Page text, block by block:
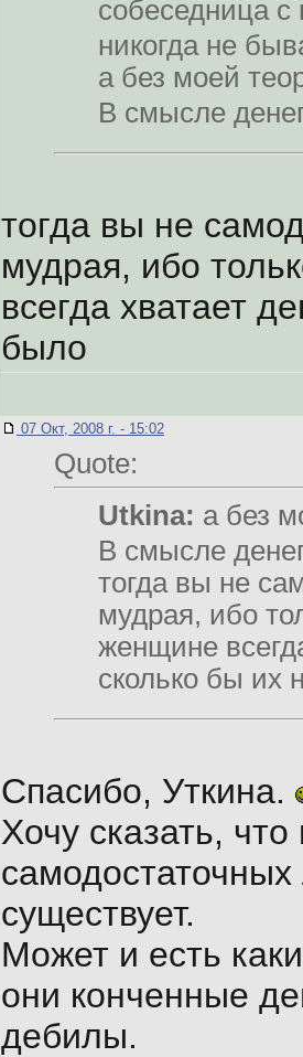
собеседница с
никогда не
а без моей
В смысле
тогда вы не
мудрая, ибо
всегда хватает
было
07 Окт, 2008 г. - 15:02
Quote:
Utkina: а без
В смысле
тогда вы не
мудрая, ибо
женщине
сколько бы их
Спасибо, Уткина.
Хочу сказать,
существует.
Может и есть
они конченные
дебилы.